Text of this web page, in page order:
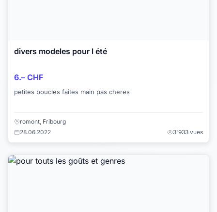
divers modeles pour l été
6.– CHF
petites boucles faites main pas cheres
romont, Fribourg
28.06.2022
3'933 vues